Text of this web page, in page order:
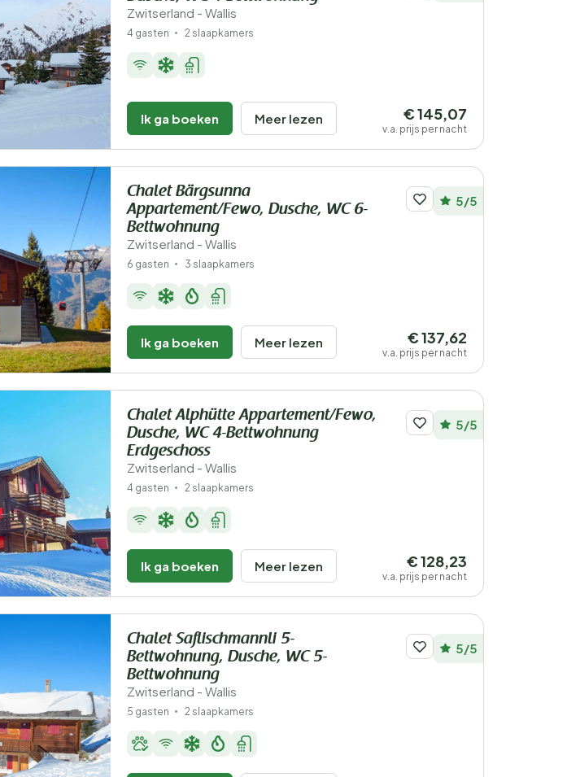
Zwitserland - Wallis
4 gasten 2 slaapkamers
Ik ga boeken Meer lezen € 145,07
v.a. prijs per nacht
Chalet Bärgsunna
Appartement/Fewo, Dusche, WC 6-
Bettwohnung
Zwitserland - Wallis
5/5
6 gasten 3 slaapkamers
Ik ga boeken Meer lezen € 137,62
v.a. prijs per nacht
Chalet Alphütte Appartement/Fewo,
Dusche, WC 4-Bettwohnung
Erdgeschoss
Zwitserland - Wallis
5/5
4 gasten 2 slaapkamers
Ik ga boeken Meer lezen € 128,23
v.a. prijs per nacht
Chalet Saflischmannli 5-
Bettwohnung, Dusche, WC 5-
Bettwohnung
Zwitserland - Wallis
5/5
5 gasten 2 slaapkamers